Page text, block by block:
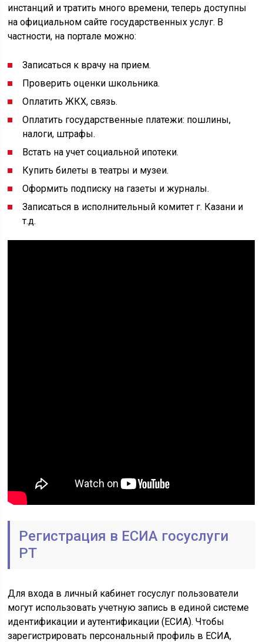
инстанций и тратить много времени, теперь доступны
на официальном сайте государственных услуг. В
частности, на портале можно:
Записаться к врачу на прием.
Проверить оценки школьника.
Оплатить ЖКХ, связь.
Оплатить государственные платежи: пошлины,
налоги, штрафы.
Встать на учет социальной ипотеки.
Купить билеты в театры и музеи.
Оформить подписку на газеты и журналы.
Записаться в исполнительный комитет г. Казани и
т.д.
Регистрация в ЕСИА госуслуги
РТ
Для входа в личный кабинет госуслуг пользователи
могут использовать учетную запись в единой системе
идентификации и аутентификации (ЕСИА). Чтобы
зарегистрировать персональный профиль в ЕСИА,